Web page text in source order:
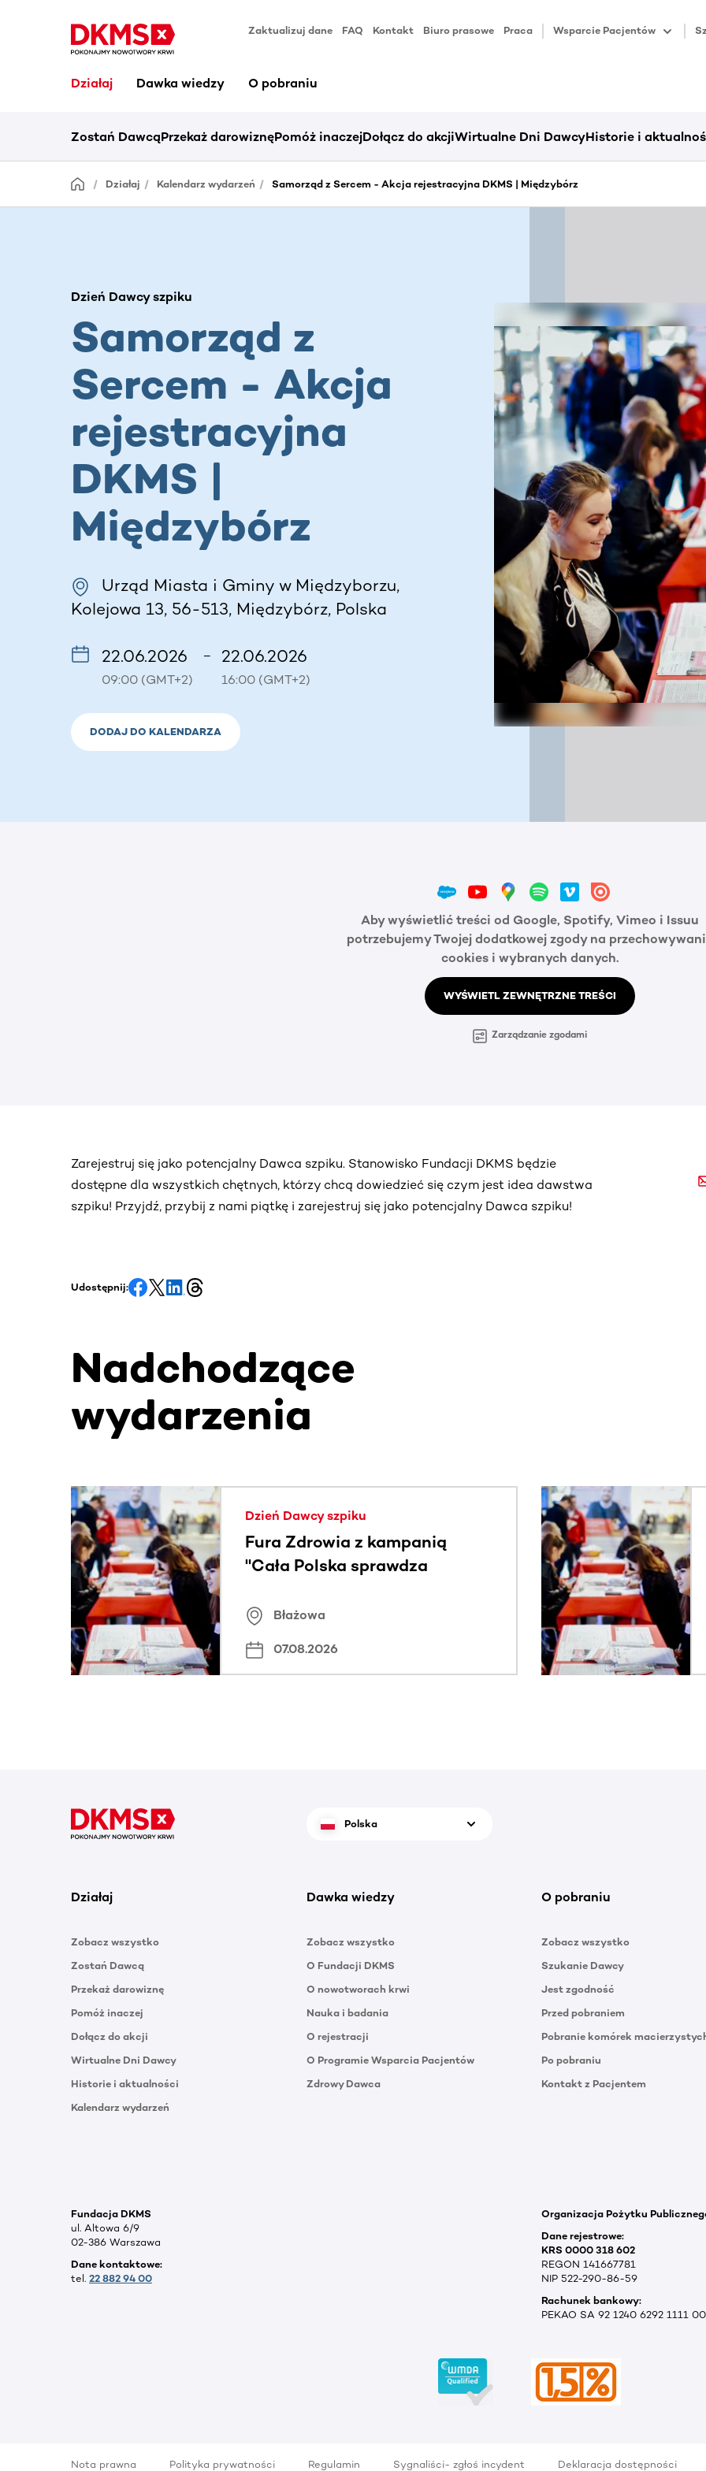
Zaktualizuj dane FAQ Kontakt Biuro prasowe Praca Wsparcie Pacjentów
Działaj Dawka wiedzy O pobraniu
Zostań DawcąPrzekaż darowiznęPomóż inaczejDołącz do akcjiWirtualne Dni DawcyHistorie i
Działaj Kalendarz wydarzeń Samorząd z Sercem - Akcja rejestracyjna DKMS | Międzybórz
Dzień Dawcy szpiku
Samorząd z
Sercem - Akcja
rejestracyjna
DKMS |
Międzybórz
Urząd Miasta i Gminy w Międzyborzu,
Kolejowa 13, 56-513, Międzybórz, Polska
22.06.2026
09:00 (GMT+2)
– 22.06.2026
16:00 (GMT+2)
DODAJ DO KALENDARZA
Aby wyświetlić treści od Google, Spotify, Vimeo i Issuu
potrzebujemy Twojej dodatkowej zgody na
cookies i wybranych danych.
WYŚWIETL ZEWNĘTRZNE TREŚCI
Zarządzanie zgodami
Zarejestruj się jako potencjalny Dawca szpiku. Stanowisko Fundacji DKMS będzie
dostępne dla wszystkich chętnych, którzy chcą dowiedzieć się czym jest idea dawstwa
szpiku! Przyjdź, przybij z nami piątkę i zarejestruj się jako potencjalny Dawca szpiku!
Udostępnij:
Nadchodzące
wydarzenia
Ta sekcja zawiera treści przewijane w poziomie. Użyj klawisza Tab lub przesuń palcem, aby zobaczyć
Dzień Dawcy szpiku
Fura Zdrowia z kampanią
"Cała Polska sprawdza
Błażowa
07.08.2026
Polska
Działaj
Zobacz wszystko
Zostań Dawcą
Przekaż darowiznę
Pomóż inaczej
Dołącz do akcji
Wirtualne Dni Dawcy
Historie i aktualności
Kalendarz wydarzeń
Dawka wiedzy
Zobacz wszystko
O Fundacji DKMS
O nowotworach krwi
Nauka i badania
O rejestracji
O Programie Wsparcia Pacjentów
Zdrowy Dawca
O pobraniu
Zobacz wszystko
Szukanie Dawcy
Jest zgodność
Przed pobraniem
Pobranie komórek
Po pobraniu
Kontakt z Pacjentem
Fundacja DKMS
ul. Altowa 6/9
02-386 Warszawa
Dane kontaktowe:
tel. 22 882 94 00
Organizacja Pożytku
Dane rejestrowe:
KRS 0000 318 602
REGON 141667781
NIP 522-290-86-59
Rachunek bankowy:
PEKAO SA 92 1240 6292 1111
Nota prawna Polityka prywatności Regulamin Sygnaliści- zgłoś incydent Deklaracja dostępności